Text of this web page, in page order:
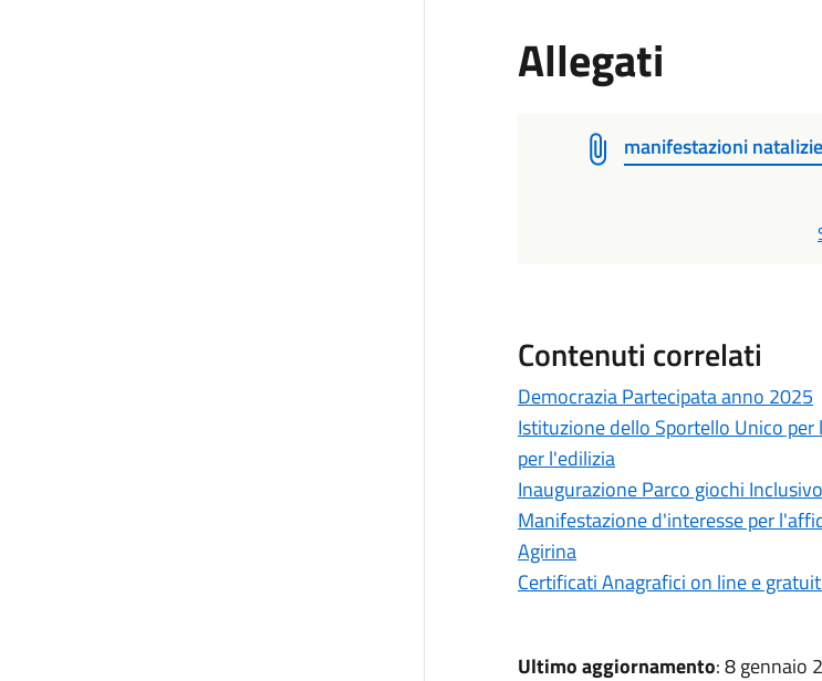
Allegati
manifestazioni
Contenuti correlati
Democrazia Partecipata anno 2025
Istituzione dello Sportello Unico
per l'edilizia
Inaugurazione Parco giochi Inclusivo
Manifestazione d'interesse per
Agirina
Certificati Anagrafici on line e
Ultimo aggiornamento: 8 gennaio